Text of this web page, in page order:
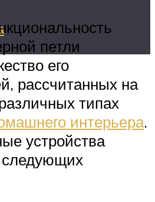
петли
его
рассчитанных на
типах
интерьера.
устройства
следующих